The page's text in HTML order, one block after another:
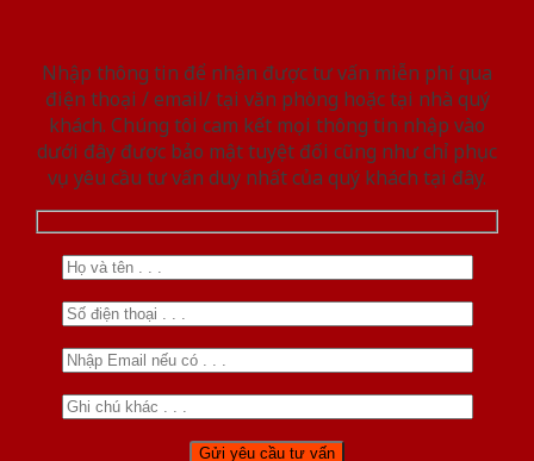
Nhập thông tin để nhận được tư vấn miễn phí qua
điện thoại / email/ tại văn phòng hoặc tại nhà quý
khách. Chúng tôi cam kết mọi thông tin nhập vào
dưới đây được bảo mật tuyệt đối cũng như chỉ phục
vụ yêu cầu tư vấn duy nhất của quý khách tại đây.